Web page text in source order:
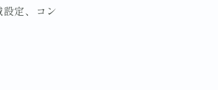
定、コン